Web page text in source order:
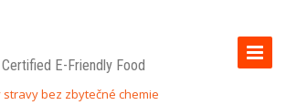
Toggle
Certified E-Friendly Food
bez zbytečné chemie